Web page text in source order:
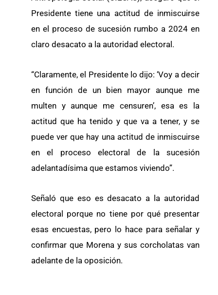
Presidente tiene una actitud de inmiscuirse
en el proceso de sucesión rumbo a 2024 en
claro desacato a la autoridad electoral.
“Claramente, el Presidente lo dijo: ‘Voy a decir
en función de un bien mayor aunque me
multen y aunque me censuren’, esa es la
actitud que ha tenido y que va a tener, y se
puede ver que hay una actitud de inmiscuirse
en el proceso electoral de la sucesión
adelantadísima que estamos viviendo”.
Señaló que eso es desacato a la autoridad
electoral porque no tiene por qué presentar
esas encuestas, pero lo hace para señalar y
confirmar que Morena y sus corcholatas van
adelante de la oposición.